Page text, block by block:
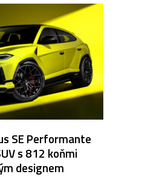
SE Performante
s 812 koňmi
designem